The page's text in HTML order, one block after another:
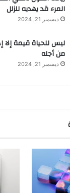
المرء قد يهديه للزلل
ديسمبر 21, 2024
ليس للحياة قيمة إلا
من أجله
ديسمبر 21, 2024